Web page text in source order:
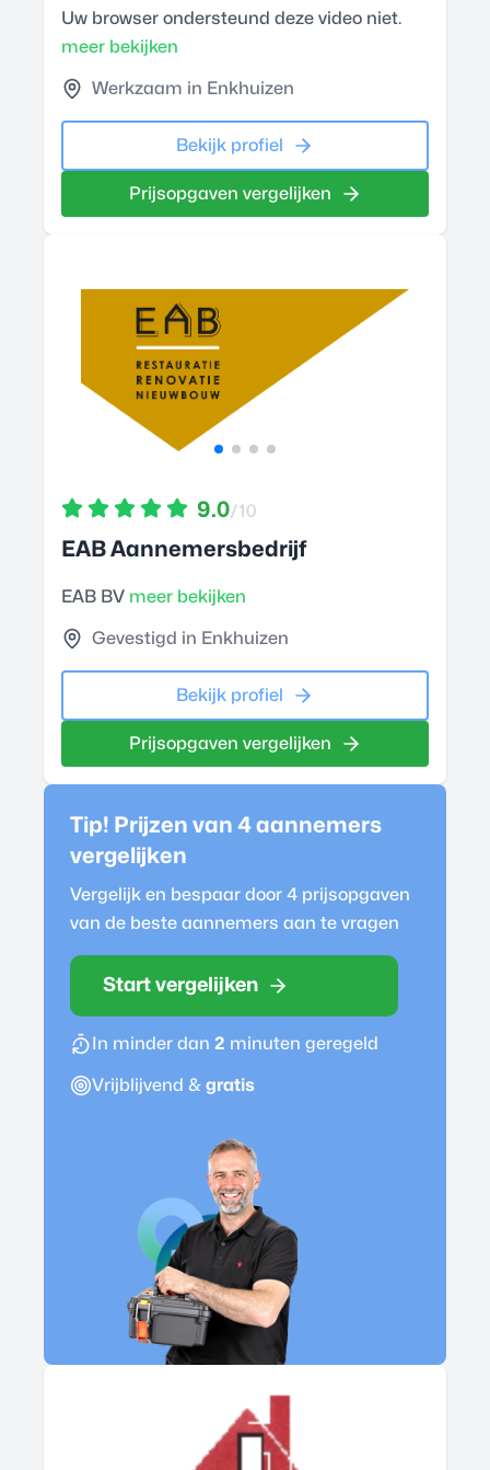
Uw browser ondersteund deze video niet.
meer bekijken
Werkzaam in Enkhuizen
Bekijk profiel
Prijsopgaven vergelijken
9.0/10
EAB Aannemersbedrijf
EAB BV meer bekijken
Gevestigd in Enkhuizen
Bekijk profiel
Prijsopgaven vergelijken
Tip! Prijzen van 4 aannemers
vergelijken
Vergelijk en bespaar door 4 prijsopgaven
van de beste aannemers aan te vragen
Start vergelijken
In minder dan 2 minuten geregeld
Vrijblijvend & gratis